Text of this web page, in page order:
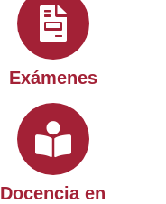
Exámenes
Docencia en